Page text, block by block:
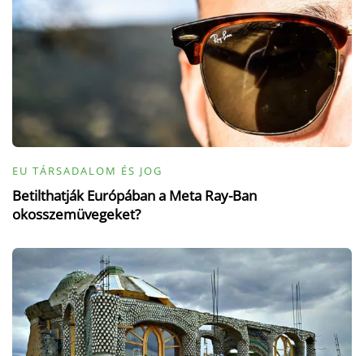
EU TÁRSADALOM ÉS JOG
Betilthatják Európában a Meta Ray-Ban
okosszemüvegeket?